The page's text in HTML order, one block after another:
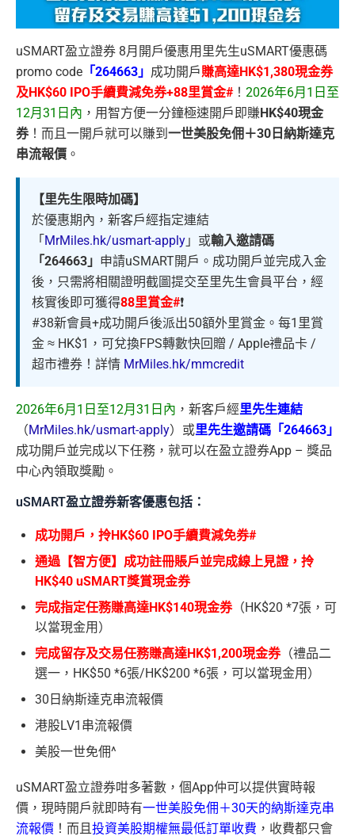
uSMART盈立證券 8月開戶優惠用里先生uSMART優惠碼
promo code 「264663」 成功開戶賺高達HK$1,380現金券
及HK$60 IPO手續費減免券+88里賞金#！ 2026年6月1日至
12月31日內 ，用智方便一分鐘極速開戶即賺HK$40現金
券！而且一開戶就可以賺到 一世美股免佣＋30日納斯達克
串流報價 。
【里先生限時加碼】
於優惠期內，新客戶經指定連結
「 MrMiles.hk/usmart-apply 」或輸入邀請碼
「264663」 申請uSMART開戶。成功開戶並完成入金
後，只需將相關證明截圖提交至里先生會員平台，經
核實後即可獲得88里賞金#❗️
#38新會員+成功開戶後派出50額外里賞金。每1里賞
金 ≈ HK$1，可兌換FPS轉數快回贈 / Apple禮品卡 /
超市禮券！詳情 MrMiles.hk/mmcredit
2026年6月1日至12月31日內 ，新客戶經里先生連結
（MrMiles.hk/usmart-apply）或里先生邀請碼「264663」
成功開戶並完成以下任務，就可以在盈立證券App – 獎品
中心內領取獎勵。
uSMART盈立證券新客優惠包括：
成功開戶，拎HK$60 IPO手續費減免券#
通過【智方便】成功註冊賬戶並完成線上見證，拎
HK$40 uSMART獎賞現金券
完成指定任務賺高達HK$140現金券（HK$20 *7張，可
以當現金用）
完成留存及交易任務賺高達HK$1,200現金券（禮品二
選一，HK$50 *6張/HK$200 *6張，可以當現金用）
30日納斯達克串流報價
港股LV1串流報價
美股一世免佣^
uSMART盈立證券咁多著數，個App仲可以提供實時報
價，現時開戶就即時有一世美股免佣 ＋30天的納斯達克串
流報價 ！而且 投資美股期權無最低訂單收費 ，收費都只會